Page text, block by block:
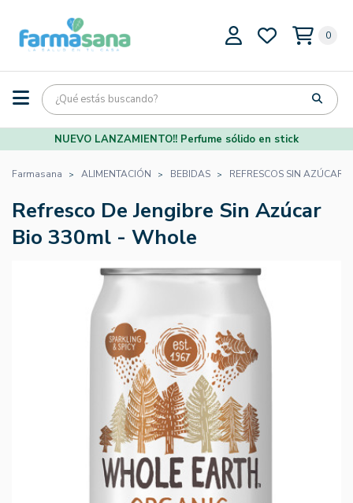
0
NUEVO LANZAMIENTO!! Perfume sólido en stick
Farmasana ALIMENTACIÓN BEBIDAS REFRESCOS SIN AZÚCAR
Refresco De Jengibre Sin Azúcar
Bio 330ml - Whole